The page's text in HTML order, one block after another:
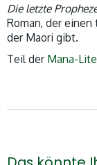
Die letzte
Roman, der
der Maori gibt.
Teil der Mana-